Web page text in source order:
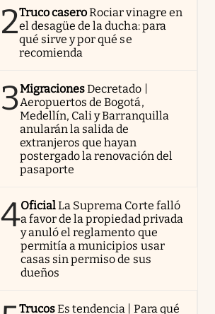
2Truco caseroRociar vinagre en
el desagüe de la ducha: para
qué sirve y por qué se
recomienda
3MigracionesDecretado |
Aeropuertos de Bogotá,
Medellín, Cali y Barranquilla
anularán la salida de
extranjeros que hayan
postergado la renovación del
pasaporte
4OficialLa Suprema Corte falló
a favor de la propiedad privada
y anuló el reglamento que
permitía a municipios usar
casas sin permiso de sus
dueños
TrucosEs tendencia | Para qué